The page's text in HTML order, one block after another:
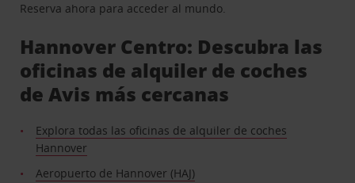
Reserva ahora para acceder al mundo.
Hannover Centro: Descubra las
oficinas de alquiler de coches
de Avis más cercanas
Explora todas las oficinas de alquiler de coches
Hannover
Aeropuerto de Hannover (HAJ)